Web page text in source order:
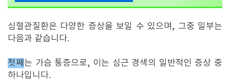
심혈관질환은 다양한 증상을 보일 수 있으며, 그중 일부는
다음과 같습니다.
첫째 는 가슴 통증으로, 이는 심근 경색의 일반적인 증상 중
하나입니다.